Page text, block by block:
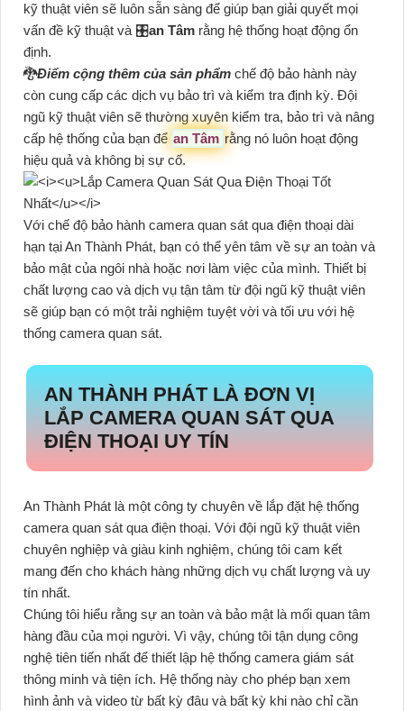
kỹ thuật viên sẽ luôn sẵn sàng để giúp bạn giải quyết mọi
vấn đề kỹ thuật và 🎛an Tâm rằng hệ thống hoạt động ổn
định.
🐉️Điểm cộng thêm của sản phẩm chế độ bảo hành này
còn cung cấp các dịch vụ bảo trì và kiểm tra định kỳ. Đội
ngũ kỹ thuật viên sẽ thường xuyên kiểm tra, bảo trì và nâng
cấp hệ thống của bạn để an Tâm rằng nó luôn hoạt động
hiệu quả và không bị sự cố.
Với chế độ bảo hành camera quan sát qua điện thoại dài
hạn tại An Thành Phát, bạn có thể yên tâm về sự an toàn và
bảo mật của ngôi nhà hoặc nơi làm việc của mình. Thiết bị
chất lượng cao và dịch vụ tận tâm từ đội ngũ kỹ thuật viên
sẽ giúp bạn có một trải nghiệm tuyệt vời và tối ưu với hệ
thống camera quan sát.
AN THÀNH PHÁT LÀ ĐƠN VỊ
LẮP CAMERA QUAN SÁT QUA
ĐIỆN THOẠI UY TÍN
An Thành Phát là một công ty chuyên về lắp đặt hệ thống
camera quan sát qua điện thoại. Với đội ngũ kỹ thuật viên
chuyên nghiệp và giàu kinh nghiệm, chúng tôi cam kết
mang đến cho khách hàng những dịch vụ chất lượng và uy
tín nhất.
Chúng tôi hiểu rằng sự an toàn và bảo mật là mối quan tâm
hàng đầu của mọi người. Vì vậy, chúng tôi tận dụng công
nghệ tiên tiến nhất để thiết lập hệ thống camera giám sát
thông minh và tiện ích. Hệ thống này cho phép bạn xem
hình ảnh và video từ bất kỳ đâu và bất kỳ khi nào chỉ cần